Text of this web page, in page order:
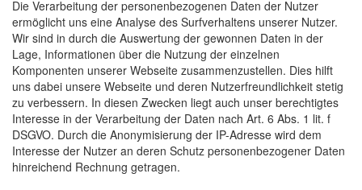
Die Verarbeitung der personenbezogenen Daten der Nutzer
ermöglicht uns eine Analyse des Surfverhaltens unserer Nutzer.
Wir sind in durch die Auswertung der gewonnen Daten in der
Lage, Informationen über die Nutzung der einzelnen
Komponenten unserer Webseite zusammenzustellen. Dies hilft
uns dabei unsere Webseite und deren Nutzerfreundlichkeit stetig
zu verbessern. In diesen Zwecken liegt auch unser berechtigtes
Interesse in der Verarbeitung der Daten nach Art. 6 Abs. 1 lit. f
DSGVO. Durch die Anonymisierung der IP-Adresse wird dem
Interesse der Nutzer an deren Schutz personenbezogener Daten
hinreichend Rechnung getragen.